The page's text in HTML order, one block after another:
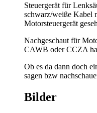
Steuergerät für
schwarz/weiße Kabel
Motorsteuergerät
Nachgeschaut für
CAWB oder CCZA
Ob es da dann doch
sagen bzw
Bilder